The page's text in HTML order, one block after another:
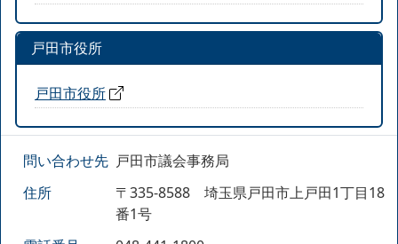
戸田市役所
戸田市役所
問い合わせ先 戸田市議会事務局
住所
〒335-8588 埼玉県戸田市上戸田1丁目18
番1号